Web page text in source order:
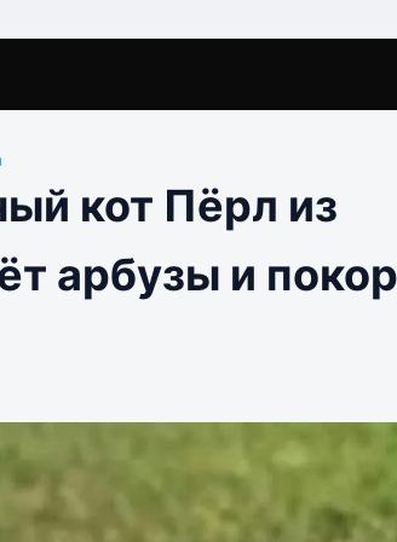
кот Пёрл из
арбузы и